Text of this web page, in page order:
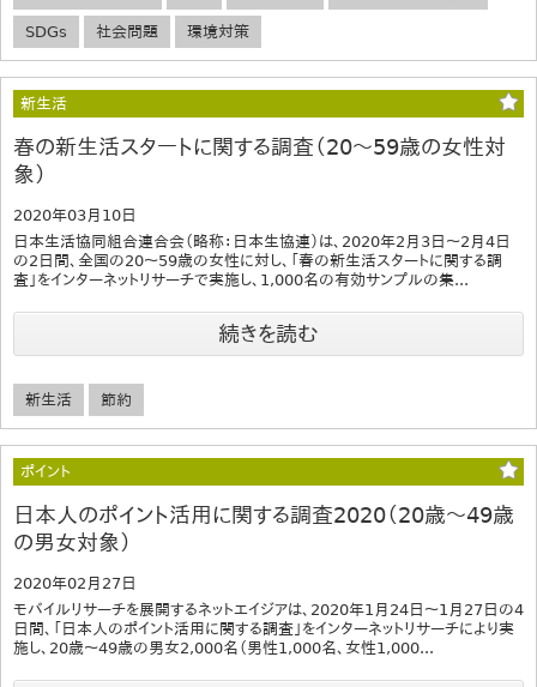
SDGs 社会問題 環境対策
新生活
春の新生活スタートに関する調査（20～59歳の女性対
象）
2020年03月10日
日本生活協同組合連合会（略称：日本生協連）は、2020年2月3日～2月4日
の2日間、全国の20～59歳の女性に対し、「春の新生活スタートに関する調
査」をインターネットリサーチで実施し、1,000名の有効サンプルの集...
続きを読む
新生活 節約
ポイント
日本人のポイント活用に関する調査2020（20歳～49歳
の男女対象）
2020年02月27日
モバイルリサーチを展開するネットエイジアは、2020年1月24日～1月27日の4
日間、「日本人のポイント活用に関する調査」をインターネットリサーチにより実
施し、20歳～49歳の男女2,000名（男性1,000名、女性1,000...